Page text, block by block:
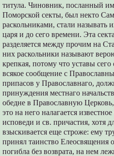
титула. Чиновник, посланный
Поморской секты, был некто
раскольниками, стали
царя и до сего времени. Эта
разделяется между прочим на
них раскольники называют
крепкая, потому что уставы
всякое cooбщение с
припасов у Православнаго,
принуждения местнаго
обедне в Православную
это на него налагается
исповеди и св. причастия, хотя
взыскивается еще строже: ему
принял таинство Елеосвящения
погибла без возврата, на нем